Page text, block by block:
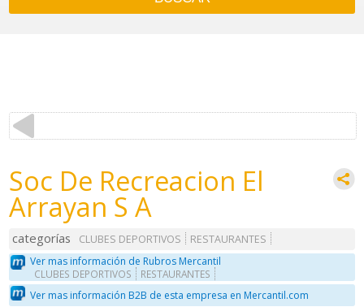
Soc De Recreacion El
Arrayan S A
categorías CLUBES DEPORTIVOS
RESTAURANTES
Ver mas información de Rubros Mercantil
CLUBES DEPORTIVOS RESTAURANTES
Ver mas información B2B de esta empresa en Mercantil.com